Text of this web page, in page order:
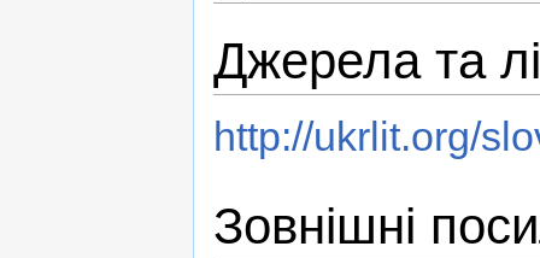
Джерела та
http://ukrlit.org/
Зовнішні